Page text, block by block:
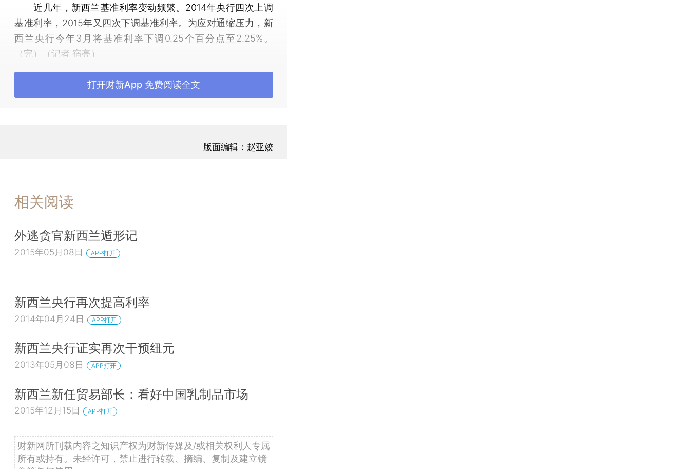
近几年，新西兰基准利率变动频繁。2014年央行四次上调
基准利率，2015年又四次下调基准利率。为应对通缩压力，新
西兰央行今年3月将基准利率下调0.25个百分点至2.25%。
（完）（记者 宿亮）
打开财新App 免费阅读全文
版面编辑：赵亚姣
相关阅读
外逃贪官新西兰遁形记
2015年05月08日 APP打开
新西兰央行再次提高利率
2014年04月24日 APP打开
新西兰央行证实再次干预纽元
2013年05月08日 APP打开
新西兰新任贸易部长：看好中国乳制品市场
2015年12月15日 APP打开
财新网所刊载内容之知识产权为财新传媒及/或相关权利人专属
所有或持有。未经许可，禁止进行转载、摘编、复制及建立镜